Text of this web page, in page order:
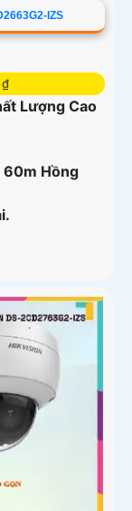
IZS
Lượng Cao
60m Hồng